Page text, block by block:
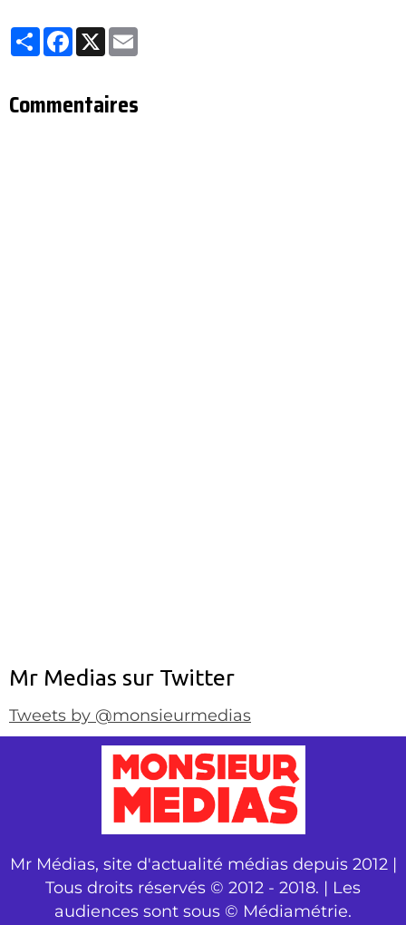
Partager
Facebook
X
Commentaires
Mr Medias sur Twitter
Tweets by @monsieurmedias
Mr Médias, site d'actualité médias depuis 2012 |
Tous droits réservés © 2012 - 2018. | Les
audiences sont sous © Médiamétrie.